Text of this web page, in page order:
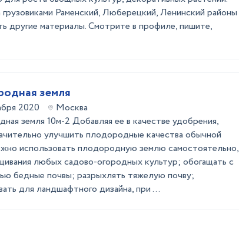
Раменский, Люберецкий, Ленинский районы
другие материалы. Смотрите в профиле, пишите,
земля
2020
Москва
земля 10м-2 Добавляя ее в качестве удобрения,
улучшить плодородные качества обычной
использовать плодородную землю самостоятельно,
любых садово-огородных культур; обогащать с
бедные почвы; разрыхлять тяжелую почву;
для ландшафтного дизайна, при ...